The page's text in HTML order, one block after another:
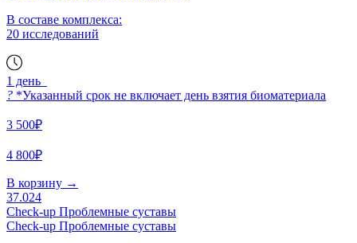
В составе комплекса:
20 исследований
1 день
? *Указанный срок не включает день взятия биоматериала
3 500₽
4 800₽
В корзину →
37.024
Check-up Проблемные суставы
Check-up Проблемные суставы